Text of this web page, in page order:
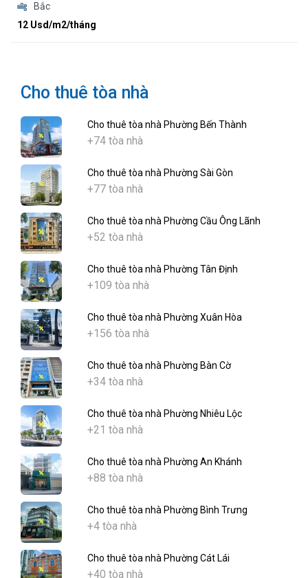
Bắc
12 Usd/m2/tháng
Cho thuê tòa nhà
Cho thuê tòa nhà Phường Bến Thành
+74 tòa nhà
Cho thuê tòa nhà Phường Sài Gòn
+77 tòa nhà
Cho thuê tòa nhà Phường Cầu Ông Lãnh
+52 tòa nhà
Cho thuê tòa nhà Phường Tân Định
+109 tòa nhà
Cho thuê tòa nhà Phường Xuân Hòa
+156 tòa nhà
Cho thuê tòa nhà Phường Bàn Cờ
+34 tòa nhà
Cho thuê tòa nhà Phường Nhiêu Lộc
+21 tòa nhà
Cho thuê tòa nhà Phường An Khánh
+88 tòa nhà
Cho thuê tòa nhà Phường Bình Trưng
+4 tòa nhà
Cho thuê tòa nhà Phường Cát Lái
+40 tòa nhà